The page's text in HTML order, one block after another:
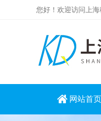
您好！欢迎访问上
网站首页